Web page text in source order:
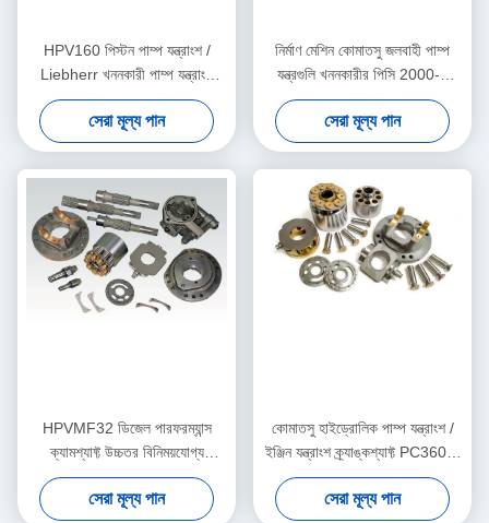
HPV160 পিস্টন পাম্প যন্ত্রাংশ /
Liebherr খননকারী পাম্প যন্ত্রাংশ
Pc50 সুইং মোটর
সেরা মূল্য পান
নির্মাণ মেশিন কোমাতসু জলবাহী পাম্প
যন্ত্রগুলি খননকারীর পিসি 2000-8
এইচপিভি 375 এর জন্য
সেরা মূল্য পান
HPVMF32 ডিজেল পারফরম্যান্স
ক্যামশ্যাফ্ট উচ্চতর বিনিময়যোগ্য
ISO9001 অনুমোদিত হয়েছে
সেরা মূল্য পান
কোমাতসু হাইড্রোলিক পাম্প যন্ত্রাংশ /
ইঞ্জিন যন্ত্রাংশ ক্র্যাঙ্কশ্যাফ্ট PC360-7
মেরামত করুন
সেরা মূল্য পান